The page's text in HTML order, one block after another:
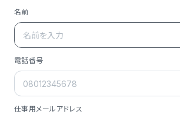
名前
電話番号
仕事用メールアドレス